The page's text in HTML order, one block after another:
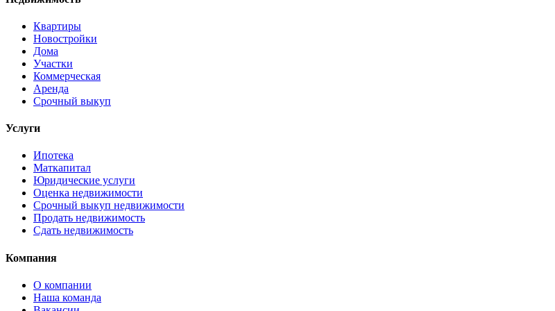
Квартиры
Новостройки
Дома
Участки
Коммерческая
Аренда
Срочный выкуп
Услуги
Ипотека
Маткапитал
Юридические услуги
Оценка недвижимости
Срочный выкуп недвижимости
Продать недвижимость
Сдать недвижимость
Компания
О компании
Наша команда